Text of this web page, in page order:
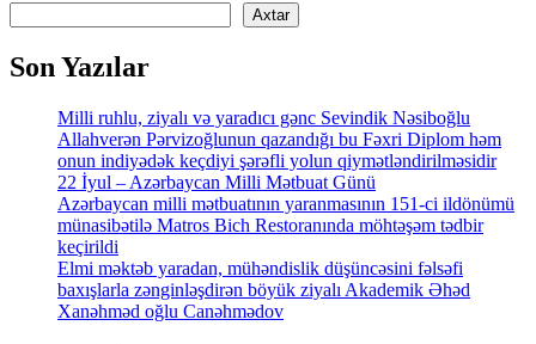
Axtar
Son Yazılar
Milli ruhlu, ziyalı və yaradıcı gənc Sevindik Nəsiboğlu
Allahverən Pərvizoğlunun qazandığı bu Fəxri Diplom həm
onun indiyədək keçdiyi şərəfli yolun qiymətləndirilməsidir
22 İyul – Azərbaycan Milli Mətbuat Günü
Azərbaycan milli mətbuatının yaranmasının 151-ci ildönümü
münasibətilə Matros Bich Restoranında möhtəşəm tədbir
keçirildi
Elmi məktəb yaradan, mühəndislik düşüncəsini fəlsəfi
baxışlarla zənginləşdirən böyük ziyalı Akademik Əhəd
Xanəhməd oğlu Canəhmədov